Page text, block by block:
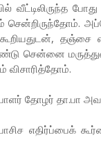
வீட்டிலிருந்த
சென்றிருந்தோம்.
தஞ்சை
சென்னை
விசாரித்தோம்.
தோழர் தா.பா
எதிர்ப்பைக்